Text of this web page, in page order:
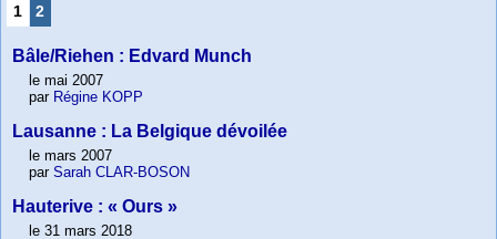
1 2
Bâle/Riehen : Edvard Munch
le mai 2007
par Régine KOPP
Lausanne : La Belgique dévoilée
le mars 2007
par Sarah CLAR-BOSON
Hauterive : « Ours »
le 31 mars 2018